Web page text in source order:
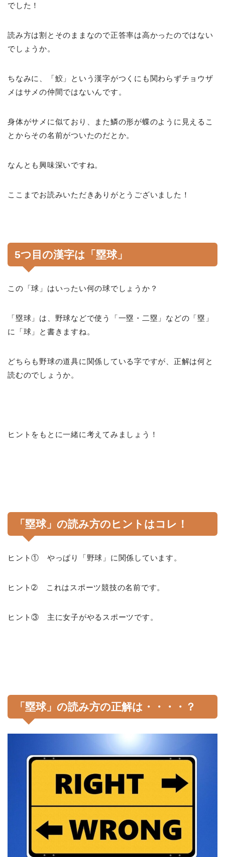
でした！
読み方は割とそのままなので正答率は高かったのではない
でしょうか。
ちなみに、「鮫」という漢字がつくにも関わらずチョウザ
メはサメの仲間ではないんです。
身体がサメに似ており、また鱗の形が蝶のように見えるこ
とからその名前がついたのだとか。
なんとも興味深いですね。
ここまでお読みいただきありがとうございました！
5つ目の漢字は「塁球」
この「球」はいったい何の球でしょうか？
「塁球」は、野球などで使う「一塁・二塁」などの「塁」
に「球」と書きますね。
どちらも野球の道具に関係している字ですが、正解は何と
読むのでしょうか。
ヒントをもとに一緒に考えてみましょう！
「塁球」の読み方のヒントはコレ！
ヒント① やっぱり「野球」に関係しています。
ヒント➁ これはスポーツ競技の名前です。
ヒント③ 主に女子がやるスポーツです。
「塁球」の読み方の正解は・・・・？